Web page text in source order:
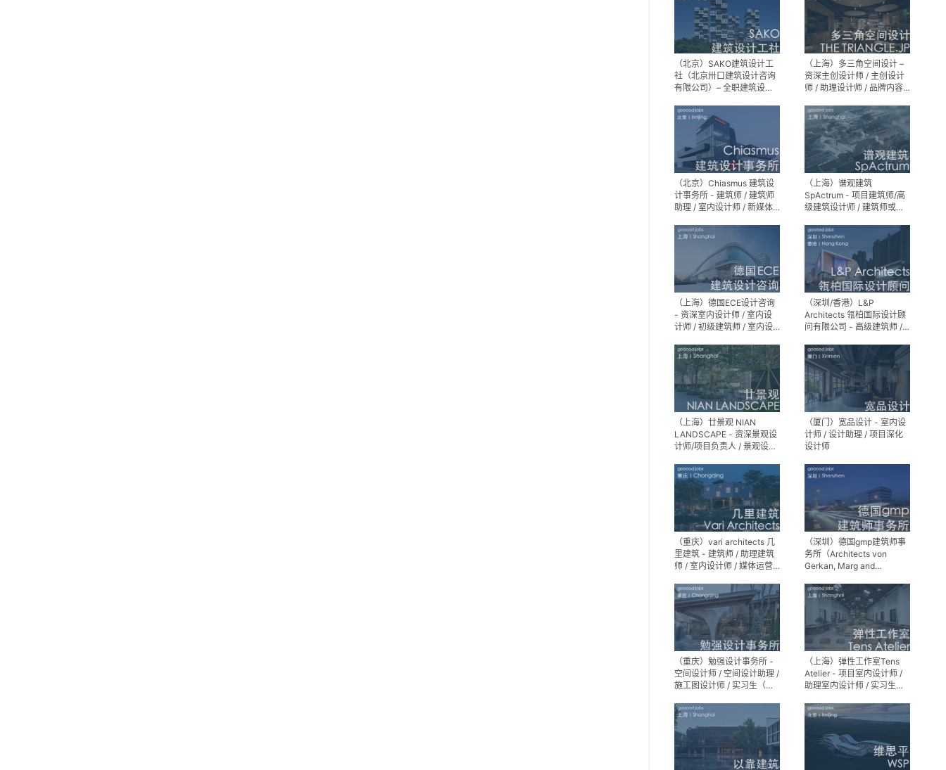
（北京）SAKO建筑设计工
社（北京卅口建筑设计咨询
有限公司）– 全职建筑设计
（上海）多三角空间设计 –
资深主创设计师 / 主创设计
师 / 助理设计师 / 品牌内容
（北京）Chiasmus 建筑设
计事务所 - 建筑师 / 建筑师
助理 / 室内设计师 / 新媒体
（上海）谱观建筑
SpActrum - 项目建筑师/高
级建筑设计师 / 建筑师或助
媒体助理 / 实习生（建筑设
计/媒体，长期有效）
（上海）德国ECE设计咨询
- 资深室内设计师 / 室内设
计师 / 初级建筑师 / 室内设
习生
（深圳/香港）L&P
Architects 瓴柏国际设计顾
问有限公司 - 高级建筑师 /
精装设计师
（上海）廿景观 NIAN
LANDSCAPE - 资深景观设
计师/项目负责人 / 景观设计
（厦门）宽品设计 - 室内设
计师 / 设计助理 / 项目深化
设计师
（重庆）vari architects 几
里建筑 - 建筑师 / 助理建筑
师 / 室内设计师 / 媒体运营
（深圳）德国gmp建筑师事
务所（Architects von
Gerkan, Marg and
（重庆）勉强设计事务所 -
空间设计师 / 空间设计助理 /
施工图设计师 / 实习生（长
（上海）弹性工作室Tens
Atelier - 项目室内设计师 /
助理室内设计师 / 实习生